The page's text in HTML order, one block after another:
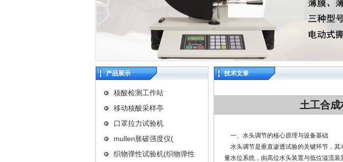
产品展示
核酸检测工作站
移动核酸采样亭
口罩拉力试验机
mullen胀破强度仪(
织物弹性试验机(织物弹性
技术文章
土工合
一、水头调节的核心原理与设备基础
水头调节是垂直渗透试验的关键环节，其
量水位系统，由高位水头装置与低位溢流